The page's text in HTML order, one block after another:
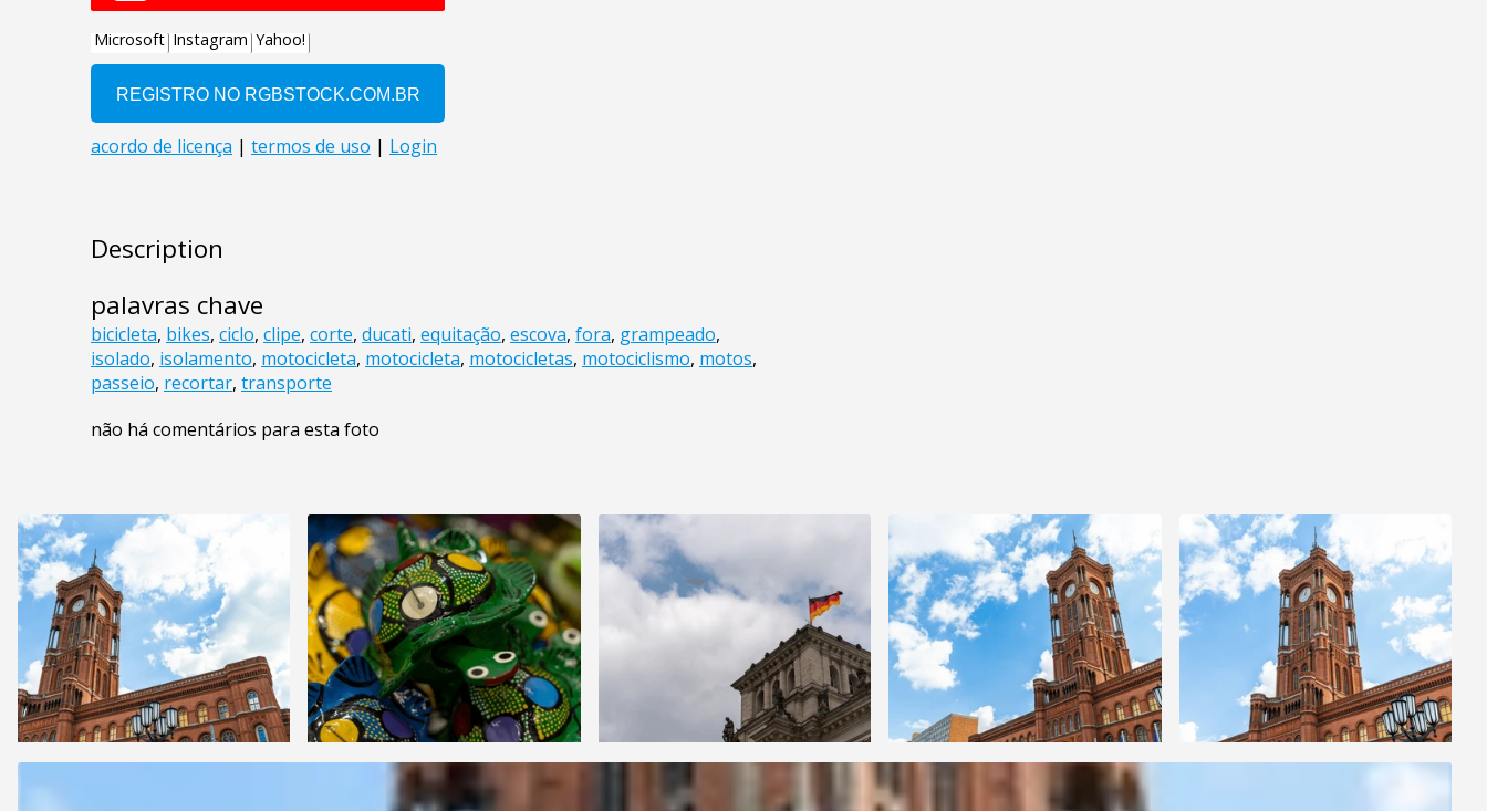
Description
palavras chave
bicicleta, bikes, ciclo, clipe, corte, ducati, equitação, escova, fora, grampeado,
isolado, isolamento, motocicleta, motocicleta, motocicletas, motociclismo, motos,
passeio, recortar, transporte
não há comentários para esta foto